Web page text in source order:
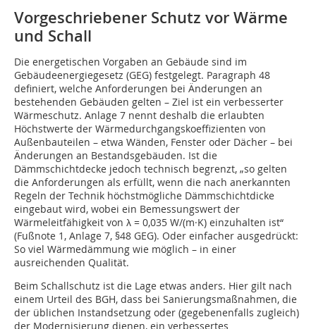
Vorgeschriebener Schutz vor Wärme
und Schall
Die energetischen Vorgaben an Gebäude sind im
Gebäudeenergiegesetz (GEG) festgelegt. Paragraph 48
definiert, welche Anforderungen bei Änderungen an
bestehenden Gebäuden gelten – Ziel ist ein verbesserter
Wärmeschutz. Anlage 7 nennt deshalb die erlaubten
Höchstwerte der Wärmedurchgangskoeffizienten von
Außenbauteilen – etwa Wänden, Fenster oder Dächer – bei
Änderungen an Bestandsgebäuden. Ist die
Dämmschichtdecke jedoch technisch begrenzt, „so gelten
die Anforderungen als erfüllt, wenn die nach anerkannten
Regeln der Technik höchstmögliche Dämmschichtdicke
eingebaut wird, wobei ein Bemessungswert der
Wärmeleitfähigkeit von λ = 0,035 W/(m·K) einzuhalten ist“
(Fußnote 1, Anlage 7, §48 GEG). Oder einfacher ausgedrückt:
So viel Wärmedämmung wie möglich – in einer
ausreichenden Qualität.
Beim Schallschutz ist die Lage etwas anders. Hier gilt nach
einem Urteil des BGH, dass bei Sanierungsmaßnahmen, die
der üblichen Instandsetzung oder (gegebenenfalls zugleich)
der Modernisierung dienen, ein verbessertes